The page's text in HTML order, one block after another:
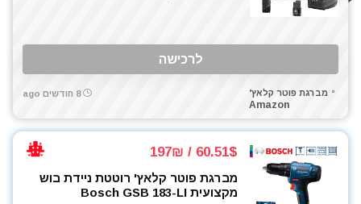
לרכישה
מברגת פוטר קלאץ'
Amazon
8 חודשים ago
60.51$ / 197₪
מברגת פוטר קלאץ' רוטטת ניידת בוש
מקצועית Bosch GSB 183-LI